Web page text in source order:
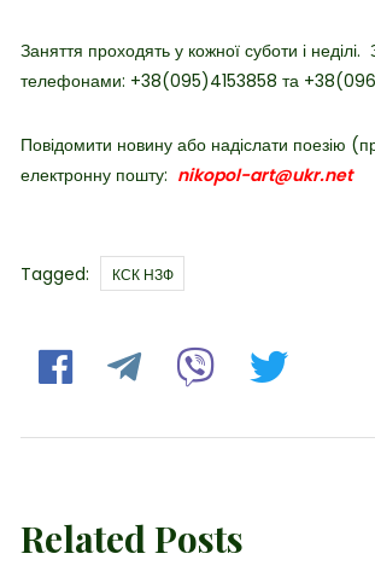
Заняття проходять у кожної суботи і неділі.
телефонами: +38(095)4153858 та
Повідомити новину або надіслати поезію
електронну пошту: nikopol-art@ukr.net
Tagged: Tags
КСК НЗФ
Related Posts